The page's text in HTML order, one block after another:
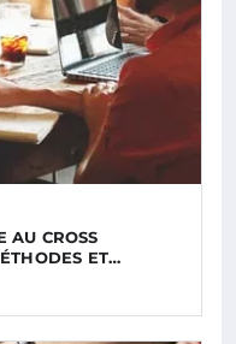
AU CROSS
ET…